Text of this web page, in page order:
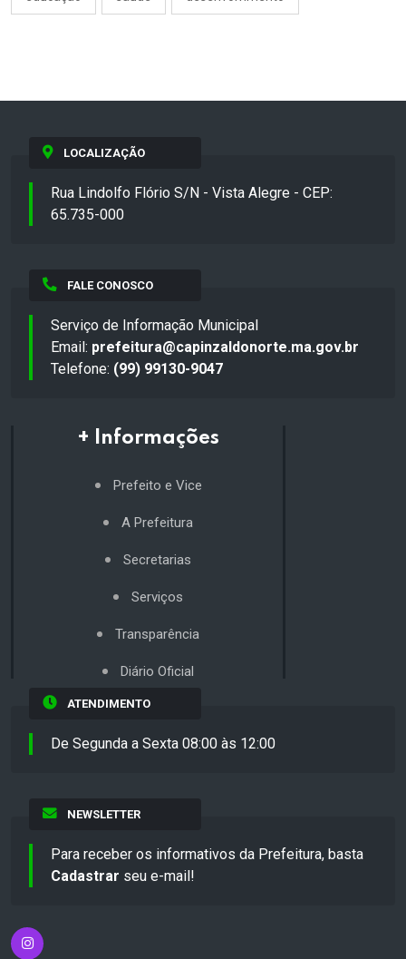
LOCALIZAÇÃO
Rua Lindolfo Flório S/N - Vista Alegre - CEP:
65.735-000
FALE CONOSCO
Serviço de Informação Municipal
Email: prefeitura@capinzaldonorte.ma.gov.br
Telefone: (99) 99130-9047
+ Informações
Prefeito e Vice
A Prefeitura
Secretarias
Serviços
Transparência
Diário Oficial
ATENDIMENTO
De Segunda a Sexta 08:00 às 12:00
NEWSLETTER
Para receber os informativos da Prefeitura, basta
Cadastrar seu e-mail!